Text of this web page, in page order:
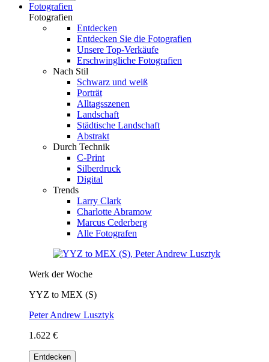
Fotografien
Fotografien
Entdecken
Entdecken Sie die Fotografien
Unsere Top-Verkäufe
Erschwingliche Fotografien
Nach Stil
Schwarz und weiß
Porträt
Alltagsszenen
Landschaft
Städtische Landschaft
Abstrakt
Durch Technik
C-Print
Silberdruck
Digital
Trends
Larry Clark
Charlotte Abramow
Marcus Cederberg
Alle Fotografen
Werk der Woche
YYZ to MEX (S)
Peter Andrew Lusztyk
1.622 €
Entdecken